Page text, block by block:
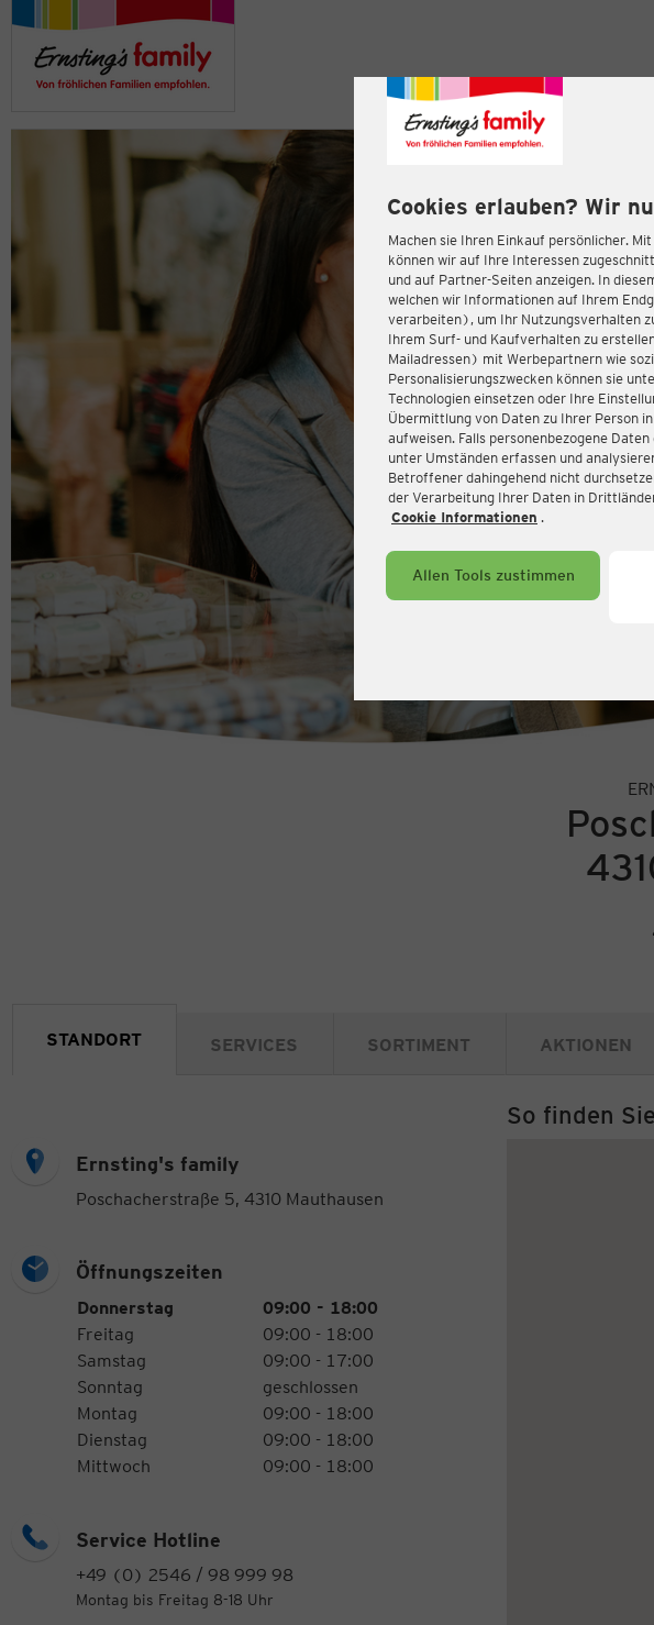
Cookies erlauben? Wir
Machen sie Ihren Einkauf persönlicher.
können wir auf Ihre Interessen
und auf Partner-Seiten anzeigen. In
welchen wir Informationen auf Ihrem
verarbeiten), um Ihr Nutzungsverhalten
Ihrem Surf- und Kaufverhalten zu
Mailadressen) mit Werbepartnern wie
Personalisierungszwecken können sie
Technologien einsetzen oder Ihre
Übermittlung von Daten zu Ihrer Person
aufweisen. Falls personenbezogene
unter Umständen erfassen und
Betroffener dahingehend nicht
der Verarbeitung Ihrer Daten in
Cookie Informationen .
Allen Tools zustimmen
STANDORT SERVICES SORTIMENT AKTIONEN
Ernsting's family
Poschacherstraße 5, 4310 Mauthausen
Öffnungszeiten
Öffnungszeiten
WochentagUhrzeiten
Donnerstag
09:00 - 18:00
Freitag
09:00 - 18:00
Samstag
09:00 - 17:00
Sonntag
geschlossen
Montag
09:00 - 18:00
Dienstag
09:00 - 18:00
Mittwoch
09:00 - 18:00
Service Hotline
+49 (0) 2546 / 98 999 98
Montag bis Freitag 8-18 Uhr
So finden